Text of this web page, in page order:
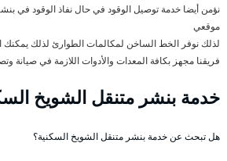
نؤمن أيضا خدمة توصيل الوقود في حال نفاذ الوقود في
موقعي
لذلك نوفر الخط الساخن لمكالمات الطوارئ لذلك يمكنك
فريقنا مجهز بكافة المعدات والأدوات اللازمة في صيانة
خدمة بنشر متنقل الشويخ
هل تبحث عن خدمة بنشر متنقل الشويخ السكنية؟